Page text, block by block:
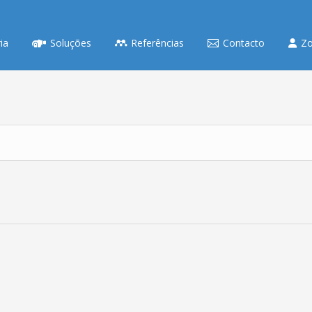
Soluções Referências Contacto